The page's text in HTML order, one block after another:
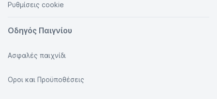
Ρυθμίσεις cookie
Οδηγός Παιγνίου
Ασφαλές παιχνίδι
Οροι και Προϋποθέσεις